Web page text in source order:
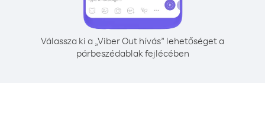
Válassza ki a „Viber Out hívás” lehetőséget a
párbeszédablak fejlécében